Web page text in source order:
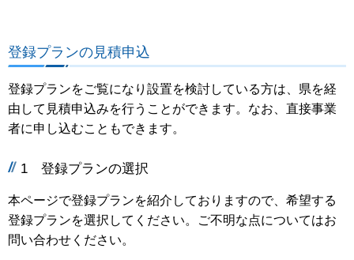
登録プランの見積申込
登録プランをご覧になり設置を検討している方は、県を経
由して見積申込みを行うことができます。なお、直接事業
者に申し込むこともできます。
1 登録プランの選択
本ページで登録プランを紹介しておりますので、希望する
登録プランを選択してください。ご不明な点についてはお
問い合わせください。